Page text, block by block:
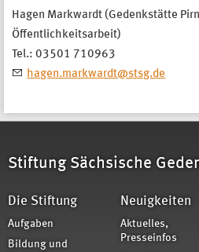
Hagen Markwardt (Gedenkstätte
Öffentlichkeitsarbeit)
Tel.: 03501 710963
hagen.markwardt@stsg.de
Stiftung Sächsische
Die Stiftung
Aufgaben
Bildung und
Neuigkeiten
Aktuelles,
Presseinfos